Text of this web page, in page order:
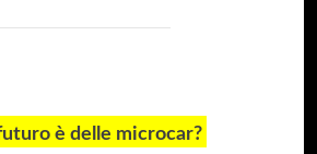
futuro è delle microcar?